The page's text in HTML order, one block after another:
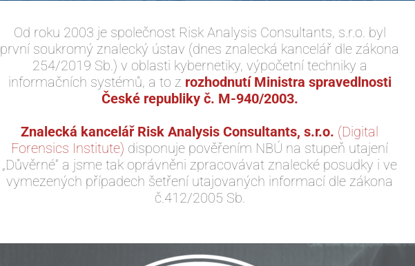
Od roku 2003 je společnost Risk Analysis Consultants, s.r.o. byl
první soukromý znalecký ústav (dnes znalecká kancelář dle zákona
254/2019 Sb.) v oblasti kybernetiky, výpočetní techniky a
informačních systémů, a to z rozhodnutí Ministra spravedlnosti
České republiky č. M-940/2003.
Znalecká kancelář Risk Analysis Consultants, s.r.o. (Digital
Forensics Institute) disponuje pověřením NBÚ na stupeň utajení
„Důvěrné“ a jsme tak oprávněni zpracovávat znalecké posudky i ve
vymezených případech šetření utajovaných informací dle zákona
č.412/2005 Sb.